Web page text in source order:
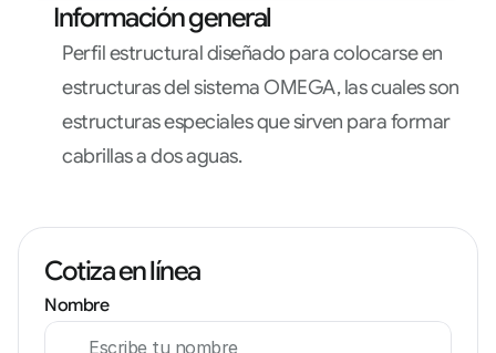
Información general
Perfil estructural diseñado para colocarse en
estructuras del sistema OMEGA, las cuales son
estructuras especiales que sirven para formar
cabrillas a dos aguas.
Cotiza en línea
Nombre